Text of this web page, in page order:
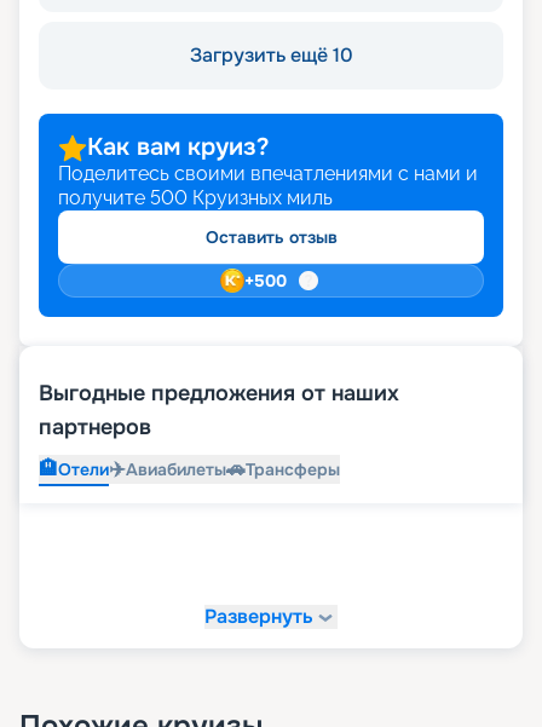
Загрузить ещё 10
Как вам круиз?
Поделитесь своими впечатлениями с нами и
получите 500 Круизных миль
Оставить отзыв
+500
Выгодные предложения от наших
партнеров
🏨Отели✈️Авиабилеты🚗Трансферы
Развернуть